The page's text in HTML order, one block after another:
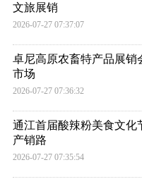
文旅展销
2026-07-27 07:37:07
卓尼高原农畜特产品展销
市场
2026-07-27 07:36:32
通江首届酸辣粉美食文化
产销路
2026-07-27 07:35:54